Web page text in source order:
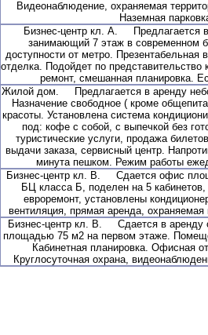
Видеонаблюдение, охраняемая
Наземная
Бизнес-центр кл. А. Предлагается
занимающий 7 этаж в современном
доступности от метро. Презентабельная
отделка. Подойдет по
ремонт, смешанная планировка.
Жилой дом. Предлагается в аренду
Назначение свободное ( кроме
красоты. Установлена система
под: кофе с собой, с выпечкой без
туристические услуги, продажа
выдачи заказа, сервисный центр.
минута пешком. Режим работы
Бизнес-центр кл. В. Сдается офис
БЦ класса Б, поделен на 5
евроремонт, установлены
вентиляция, прямая аренда, охраняемая
Бизнес-центр кл. В. Сдается в аренду
площадью 75 м2 на первом этаже.
Кабинетная планировка. Офисная
Круглосуточная охрана,